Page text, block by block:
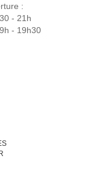
:
- 21h
- 19h30